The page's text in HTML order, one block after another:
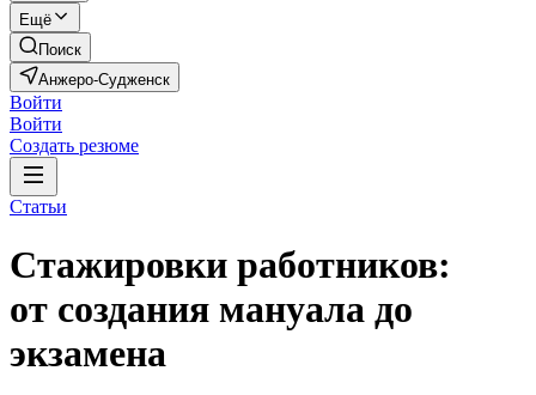
Ещё
Поиск
Анжеро-Судженск
Войти
Войти
Создать резюме
Статьи
Стажировки работников:
от создания мануала до
экзамена